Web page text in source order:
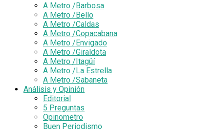
A Metro /Barbosa
A Metro /Bello
A Metro /Caldas
A Metro /Copacabana
A Metro /Envigado
A Metro /Giraldota
A Metro /Itagüí
A Metro /La Estrella
A Metro /Sabaneta
Análisis y Opinión
Editorial
5 Preguntas
Opinometro
Buen Periodismo